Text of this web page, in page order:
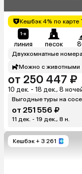
Кешбэк 4% по карте
линия песок
Двухкомнатные
Можно с животными
от 250 447 ₽
10 дек. - 18 дек., 8
Выгодные туры на
от 251 556 ₽
11 дек. - 19 дек., 8 н.
Кешбэк + 3 261